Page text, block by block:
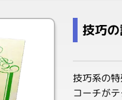
技巧
技巧系の特
コーチが